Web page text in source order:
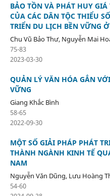
BẢO TỒN VÀ PHÁT HUY
CỦA CÁC DÂN TỘC THIỂU
TRIỂN DU LỊCH BỀN VỮNG
Chu Vũ Bảo Thư, Nguyễn Mai
75-83
2023-03-30
QUẢN LÝ VĂN HÓA GẮN
VỮNG
Giang Khắc Bình
58-65
2022-09-30
MỘT SỐ GIẢI PHÁP PHÁT
THÀNH NGÀNH KINH TẾ
NAM
Nguyễn Văn Dũng, Lưu Hoàng
54-60